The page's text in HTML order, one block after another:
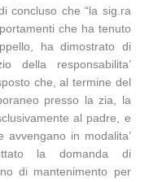
concluso che “la sig.ra
che ha tenuto
ha dimostrato di
della responsabilita’
che, al termine del
presso la zia, la
al padre, e
in modalita’
la domanda di
di mantenimento per